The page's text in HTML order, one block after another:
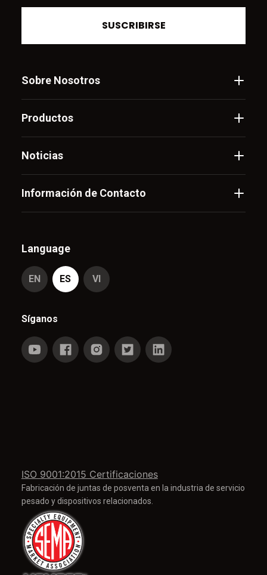
SUSCRIBIRSE
Sobre Nosotros
Productos
Noticias
Información de Contacto
ISO 9001:2015 Certificaciones
Fabricación de juntas de posventa en la industria de servicio
pesado y dispositivos relacionados.
Language
EN ES VI
Síganos